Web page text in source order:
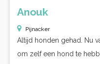
Anouk
Pijnacker
Altijd honden gehad. Nu
om zelf een hond te